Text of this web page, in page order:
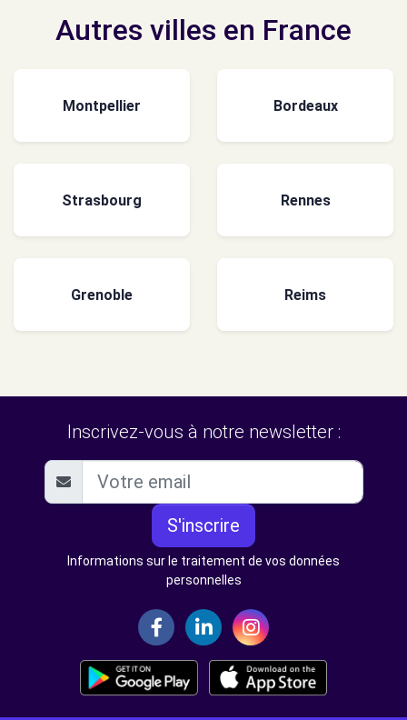
Autres villes en France
Montpellier Bordeaux
Strasbourg Rennes
Grenoble Reims
Inscrivez-vous à notre newsletter :
S'inscrire
Informations sur le traitement de vos données
personnelles